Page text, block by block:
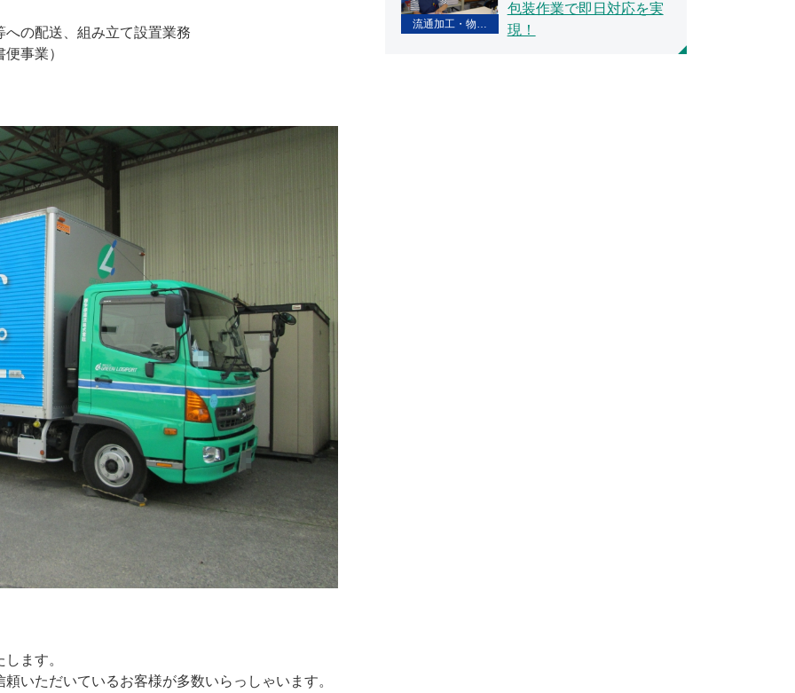
の配送、組み立て設置業務
事業）
ます。
いただいているお客様が多数いらっしゃいます。
流通加工・物…
包装作業で即日対応を実
現！